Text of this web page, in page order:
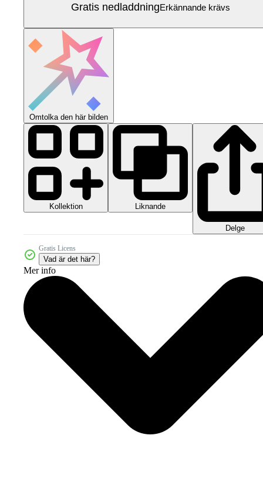
Gratis nedladdningErkännande krävs
Omtolka den här bilden
Kollektion Liknande
Delge
Gratis Licens
Vad är det här?
Mer info